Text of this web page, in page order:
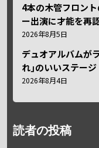
4本の木管フロン
ー出演に才能を再
2026年8月5日
デュオアルバムが
れ｣のいいステージ
2026年8月4日
読者の投稿